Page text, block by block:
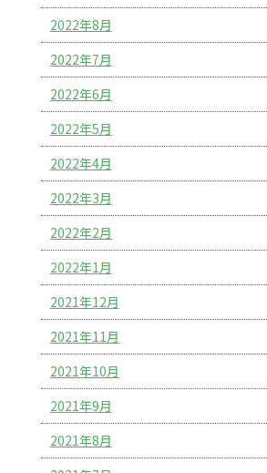
2022年8月
2022年7月
2022年6月
2022年5月
2022年4月
2022年3月
2022年2月
2022年1月
2021年12月
2021年11月
2021年10月
2021年9月
2021年8月